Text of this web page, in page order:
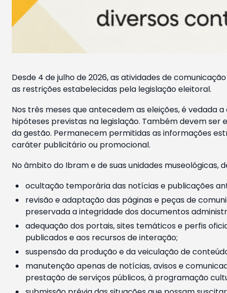
Desde 4 de julho de 2026, as atividades de
as restrições estabelecidas pela legislação eleitoral.
Nos três meses que antecedem as eleições, é vedada
hipóteses previstas na legislação. Também devem
da gestão. Permanecem permitidas as informações
caráter publicitário ou promocional.
No âmbito do Ibram e de suas unidades museológicas,
ocultação temporária das notícias e publicações
revisão e adaptação das páginas e peças de
preservada a integridade dos documentos
adequação dos portais, sites temáticos e perfis
publicados e aos recursos de interação;
suspensão da produção e da veiculação de
manutenção apenas de notícias, avisos e
prestação de serviços públicos, à programação